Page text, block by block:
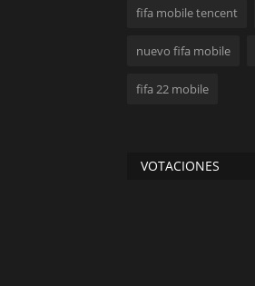
fifa mobile tencent
nuevo fifa mobile
fifa 22 mobile
VOTACIONES